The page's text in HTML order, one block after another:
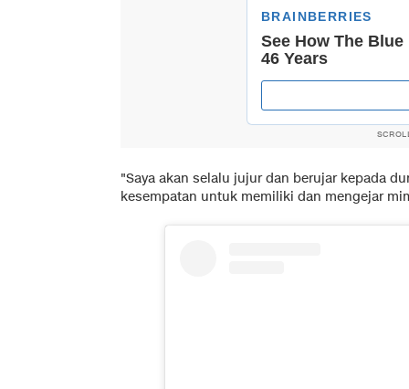
"Saya akan selalu jujur dan berujar kepada
kesempatan untuk memiliki dan mengejar